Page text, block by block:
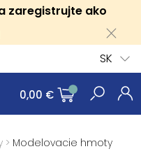
zaregistrujte ako
SK
0,00 €
> Modelovacie hmoty